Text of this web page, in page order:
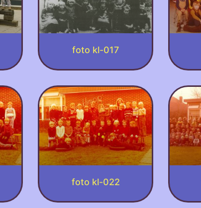
foto kl-017
foto kl-022